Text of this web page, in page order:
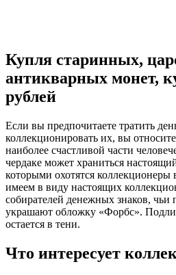
Купля старинных,
антикварных монет,
рублей
Если вы предпочитаете тратить
коллекционировать их, вы
наиболее счастливой части
чердаке может храниться
которыми охотятся коллекционеры
имеем в виду настоящих
собирателей денежных знаков, чьи
украшают обложку «Форбс».
остается в тени.
Что интересует